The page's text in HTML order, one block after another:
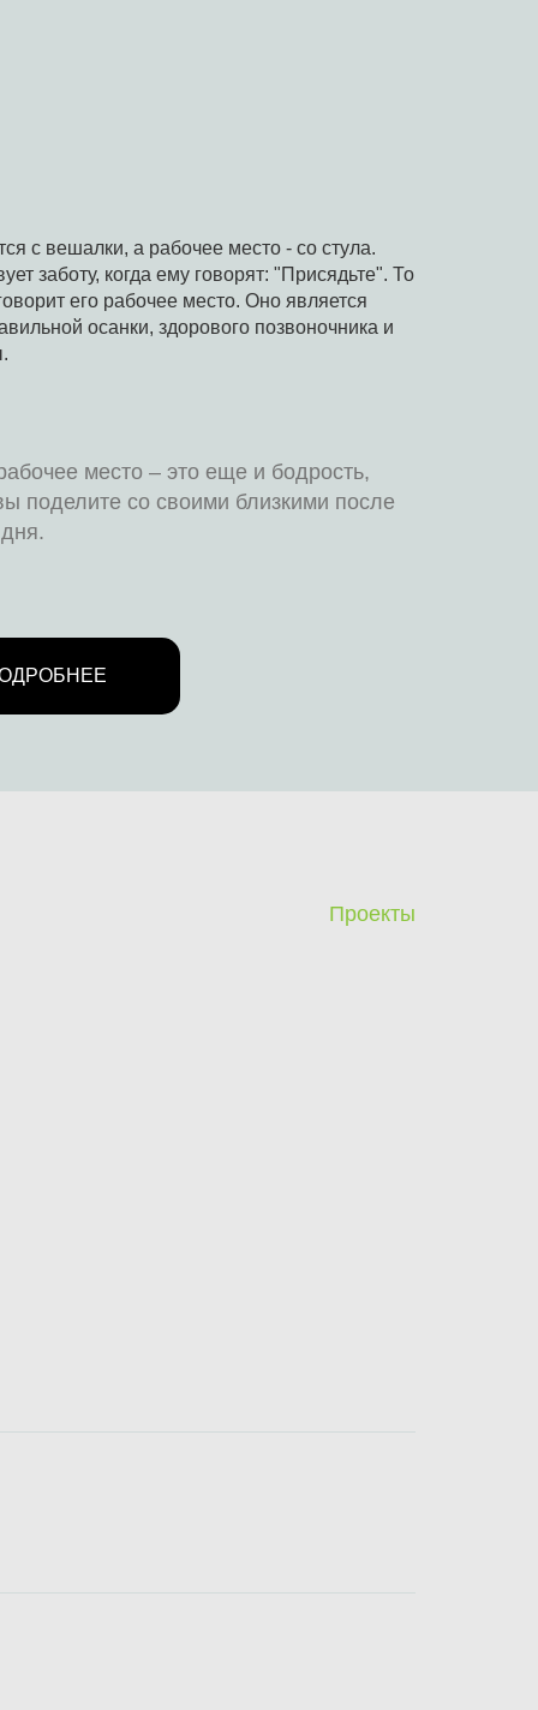
с вешалки, а рабочее место - со стула.
заботу, когда ему говорят: "Присядьте". То
его рабочее место. Оно является
осанки, здорового позвоночника и
место – это еще и бодрость,
поделите со своими близкими после
Проекты